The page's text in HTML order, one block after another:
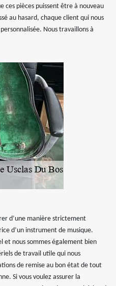
ces pièces puissent être à nouveau
au hasard, chaque client qui nous
Nous travaillons à
d’une manière strictement
d’un instrument de musique.
et nous sommes également bien
de travail utile qui nous
de remise au bon état de tout
Si vous voulez assurer la